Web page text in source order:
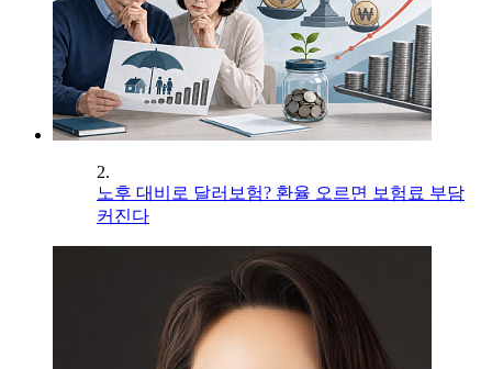
2.
노후 대비로 달러보험? 환율 오르면 보험료 부담
커진다